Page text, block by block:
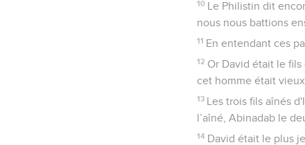
10 Le Philistin dit
nous nous battions
11 En entendant ces
12 Or David était le fils
cet homme était
13 Les trois fils aînés
l’aîné, Abinadab le
14 David était le plus